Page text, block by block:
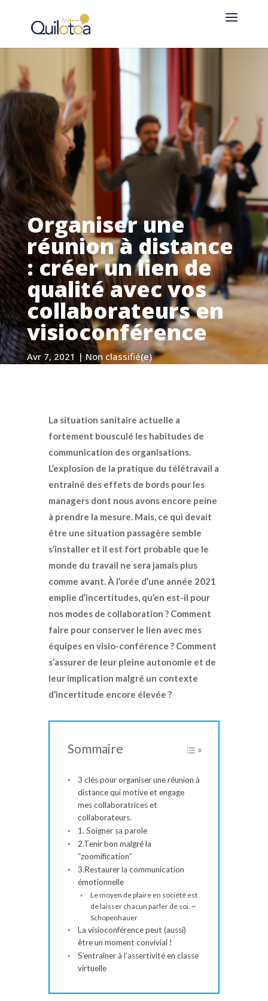
Organiser une
réunion à distance
: créer un lien de
qualité avec vos
collaborateurs en
visioconférence
Avr 7, 2021 |Non classifié(e)
La situation sanitaire actuelle a
fortement bousculé les habitudes de
communication des organisations.
L’explosion de la pratique du télétravail a
entraîné des effets de bords pour les
managers dont nous avons encore peine
à prendre la mesure. Mais, ce qui devait
être une situation passagère semble
s’installer et il est fort probable que le
monde du travail ne sera jamais plus
comme avant. À l’orée d’une année 2021
emplie d’incertitudes, qu’en est-il pour
nos modes de collaboration ? Comment
faire pour conserver le lien avec mes
équipes en visio-conférence ? Comment
s’assurer de leur pleine autonomie et de
leur implication malgré un contexte
d’incertitude encore élevée ?
Sommaire
3 clés pour organiser une réunion à
distance qui motive et engage
mes collaboratrices et
collaborateurs.
1. Soigner sa parole
2.Tenir bon malgré la
“zoomification”
3.Restaurer la communication
émotionnelle
Le moyen de plaire en société est
de laisser chacun parler de soi. ~
Schopenhauer
La visioconférence peut (aussi)
être un moment convivial !
S’entraîner à l’assertivité en classe
virtuelle